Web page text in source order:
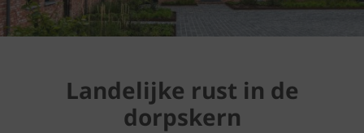
Landelijke rust in de
dorpskern